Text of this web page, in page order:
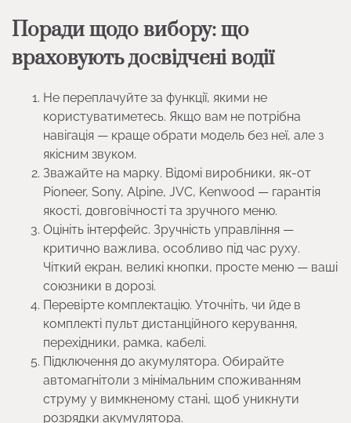
Поради щодо вибору: що
враховують досвідчені водії
Не переплачуйте за функції, якими не
користуватиметесь. Якщо вам не потрібна
навігація — краще обрати модель без неї, але з
якісним звуком.
Зважайте на марку. Відомі виробники, як-от
Pioneer, Sony, Alpine, JVC, Kenwood — гарантія
якості, довговічності та зручного меню.
Оцініть інтерфейс. Зручність управління —
критично важлива, особливо під час руху.
Чіткий екран, великі кнопки, просте меню — ваші
союзники в дорозі.
Перевірте комплектацію. Уточніть, чи йде в
комплекті пульт дистанційного керування,
перехідники, рамка, кабелі.
Підключення до акумулятора. Обирайте
автомагнітоли з мінімальним споживанням
струму у вимкненому стані, щоб уникнути
розрядки акумулятора.